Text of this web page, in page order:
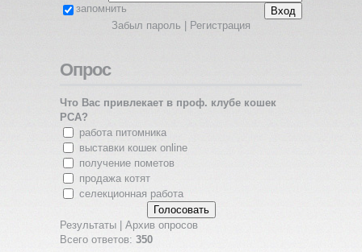
запомнить
Забыл пароль | Регистрация
Опрос
Что Вас привлекает в проф. клубе кошек
PCA?
работа питомника
выставки кошек online
получение пометов
продажа котят
селекционная работа
Результаты
Архив опросов
Всего ответов: 350